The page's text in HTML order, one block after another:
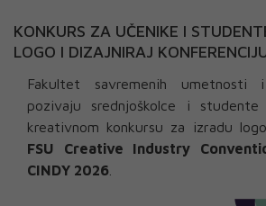
KONKURS ZA UČENIKE I
LOGO I DIZAJNIRAJ
Fakultet savremenih umetnosti
pozivaju srednjoškolce i
kreativnom konkursu za izradu
FSU Creative Industry
CINDY 2026